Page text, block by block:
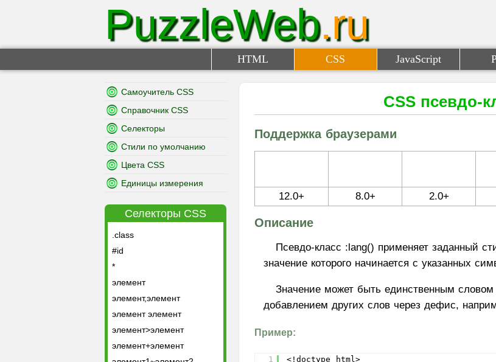
PuzzleWeb.ru
HTML CSS JavaScript
Самоучитель CSS
Справочник CSS
Селекторы
Стили по умолчанию
Цвета CSS
Единицы измерения
Селекторы CSS
.class
#id
*
элемент
элемент,элемент
элемент элемент
элемент>элемент
элемент+элемент
CSS псевдо-
Поддержка браузерами
12.0+ 8.0+ 2.0+
Описание
Псевдо-класс :lang() применяет заданный
значение которого начинается с указанных
Значение может быть единственным
добавлением других слов через дефис,
Пример:
1
<!doctype html>